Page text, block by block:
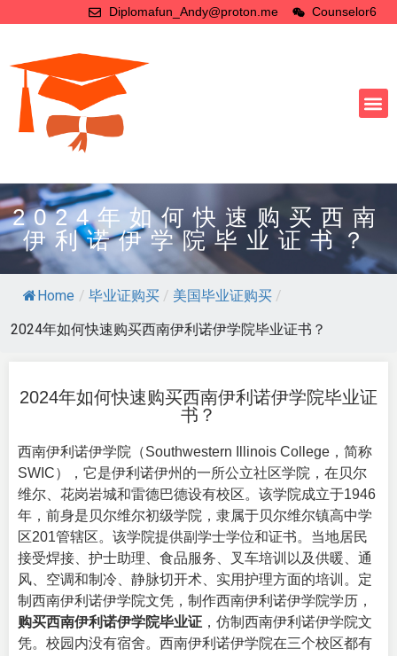
Diplomafun_Andy@proton.me Counselor6
2024年如何快速购买西南
伊利诺伊学院毕业证书？
Home / 毕业证购买 / 美国毕业证购买 /
2024年如何快速购买西南伊利诺伊学院毕业证书？
2024年如何快速购买西南伊利诺伊学院毕业证
书？
西南伊利诺伊学院（Southwestern Illinois College ，简称
SWIC），它是伊利诺伊州的一所公立社区学院，在贝尔
维尔、花岗岩城和雷德巴德设有校区。该学院成立于1946
年，前身是贝尔维尔初级学院，隶属于贝尔维尔镇高中学
区201管辖区。该学院提供副学士学位和证书。当地居民
接受焊接、护士助理、食品服务、叉车培训以及供暖、通
风、空调和制冷、静脉切开术、实用护理方面的培训。定
制西南伊利诺伊学院文凭，制作西南伊利诺伊学院学历，
购买西南伊利诺伊学院毕业证 ，仿制西南伊利诺伊学院文
凭。校园内没有宿舍。西南伊利诺伊学院在三个校区都有